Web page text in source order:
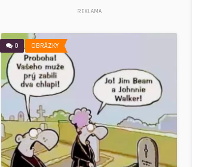
REKLAMA
0 OBRÁZKY